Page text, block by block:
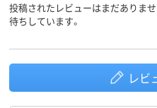
投稿されたレビューはまだありま
待ちしています。
レビ